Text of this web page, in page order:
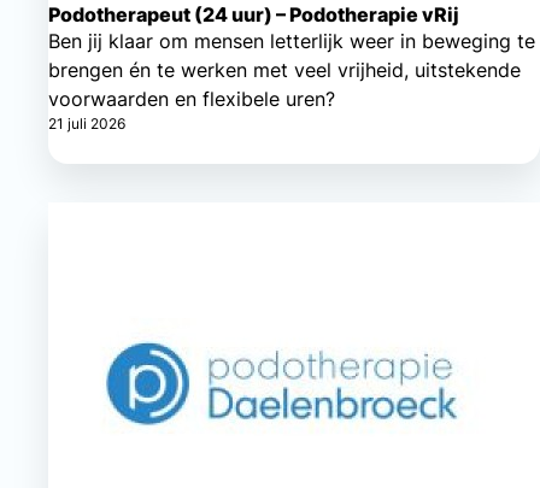
Podotherapeut (24 uur) – Podotherapie vRij
Ben jij klaar om mensen letterlijk weer in beweging te
brengen én te werken met veel vrijheid, uitstekende
voorwaarden en flexibele uren?
21 juli 2026